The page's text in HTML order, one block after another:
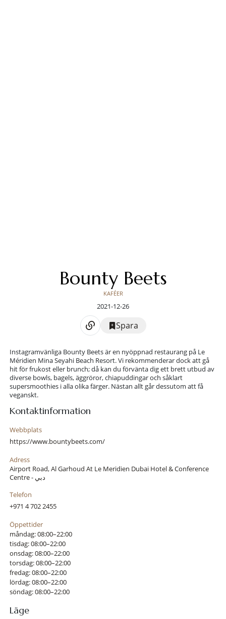
Bounty Beets
KAFÉER
2021-12-26
Spara
Instagramvänliga Bounty Beets är en nyöppnad restaurang på Le
Méridien Mina Seyahi Beach Resort. Vi rekommenderar dock att gå
hit för frukost eller brunch; då kan du förvänta dig ett brett utbud av
diverse bowls, bagels, äggröror, chiapuddingar och såklart
supersmoothies i alla olika färger. Nästan allt går dessutom att få
veganskt.
Kontaktinformation
Webbplats
https://www.bountybeets.com/
Adress
Airport Road, Al Garhoud At Le Meridien Dubai Hotel & Conference
Centre - دبي
Telefon
+971 4 702 2455
Öppettider
måndag: 08:00–22:00
tisdag: 08:00–22:00
onsdag: 08:00–22:00
torsdag: 08:00–22:00
fredag: 08:00–22:00
lördag: 08:00–22:00
söndag: 08:00–22:00
Läge